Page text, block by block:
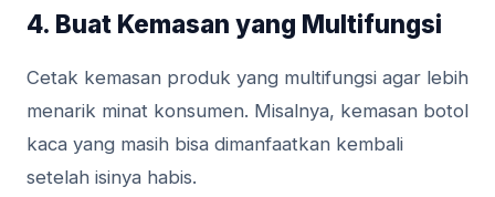
4. Buat Kemasan yang Multifungsi
Cetak kemasan produk yang multifungsi agar lebih
menarik minat konsumen. Misalnya, kemasan botol
kaca yang masih bisa dimanfaatkan kembali
setelah isinya habis.